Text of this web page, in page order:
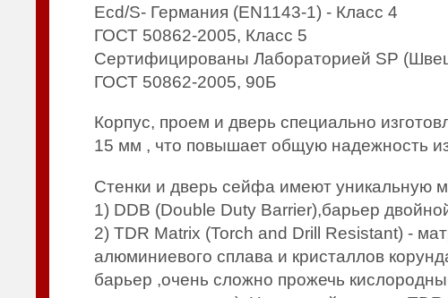
Ecd/S- Германия (EN1143-1) - Класс 4
ГОСТ 50862-2005, Класс 5
Сертифицированы Лабораторией SP
ГОСТ 50862-2005, 90Б
Корпус, проем и дверь специально
15 мм , что повышает общую надежность
Стенки и дверь сейфа имеют уникальную
1) DDB (Double Duty Barrier),барьер
2) TDR Matrix (Torch and Drill Resistant) -
алюминиевого сплава и кристаллов
барьер ,очень сложно прожечь